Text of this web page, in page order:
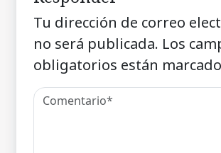
Tu dirección de correo
no será publicada. Los
obligatorios están